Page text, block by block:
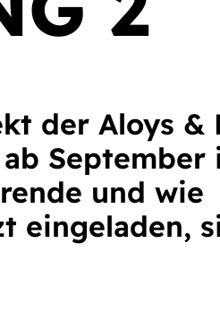
der Aloys
September
und wie
eingeladen,